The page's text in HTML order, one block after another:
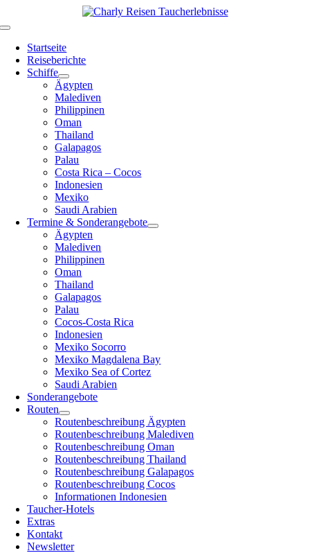
Inhalt
Toggle
NavigationStartseite
Reiseberichte
Schiffe
Ägypten
Malediven
Philippinen
Oman
Thailand
Galapagos
Palau
Costa Rica – Cocos
Indonesien
Mexiko
Saudi Arabien
Termine & Sonderangebote
Ägypten
Malediven
Philippinen
Oman
Thailand
Galapagos
Palau
Cocos-Costa Rica
Indonesien
Mexiko Socorro
Mexiko Magdalena Bay
Mexiko Sea of Cortez
Saudi Arabien
Sonderangebote
Routen
Routenbeschreibung Ägypten
Routenbeschreibung Malediven
Routenbeschreibung Oman
Routenbeschreibung Thailand
Routenbeschreibung Galapagos
Routenbeschreibung Cocos
Informationen Indonesien
Taucher-Hotels
Extras
Kontakt
Newsletter